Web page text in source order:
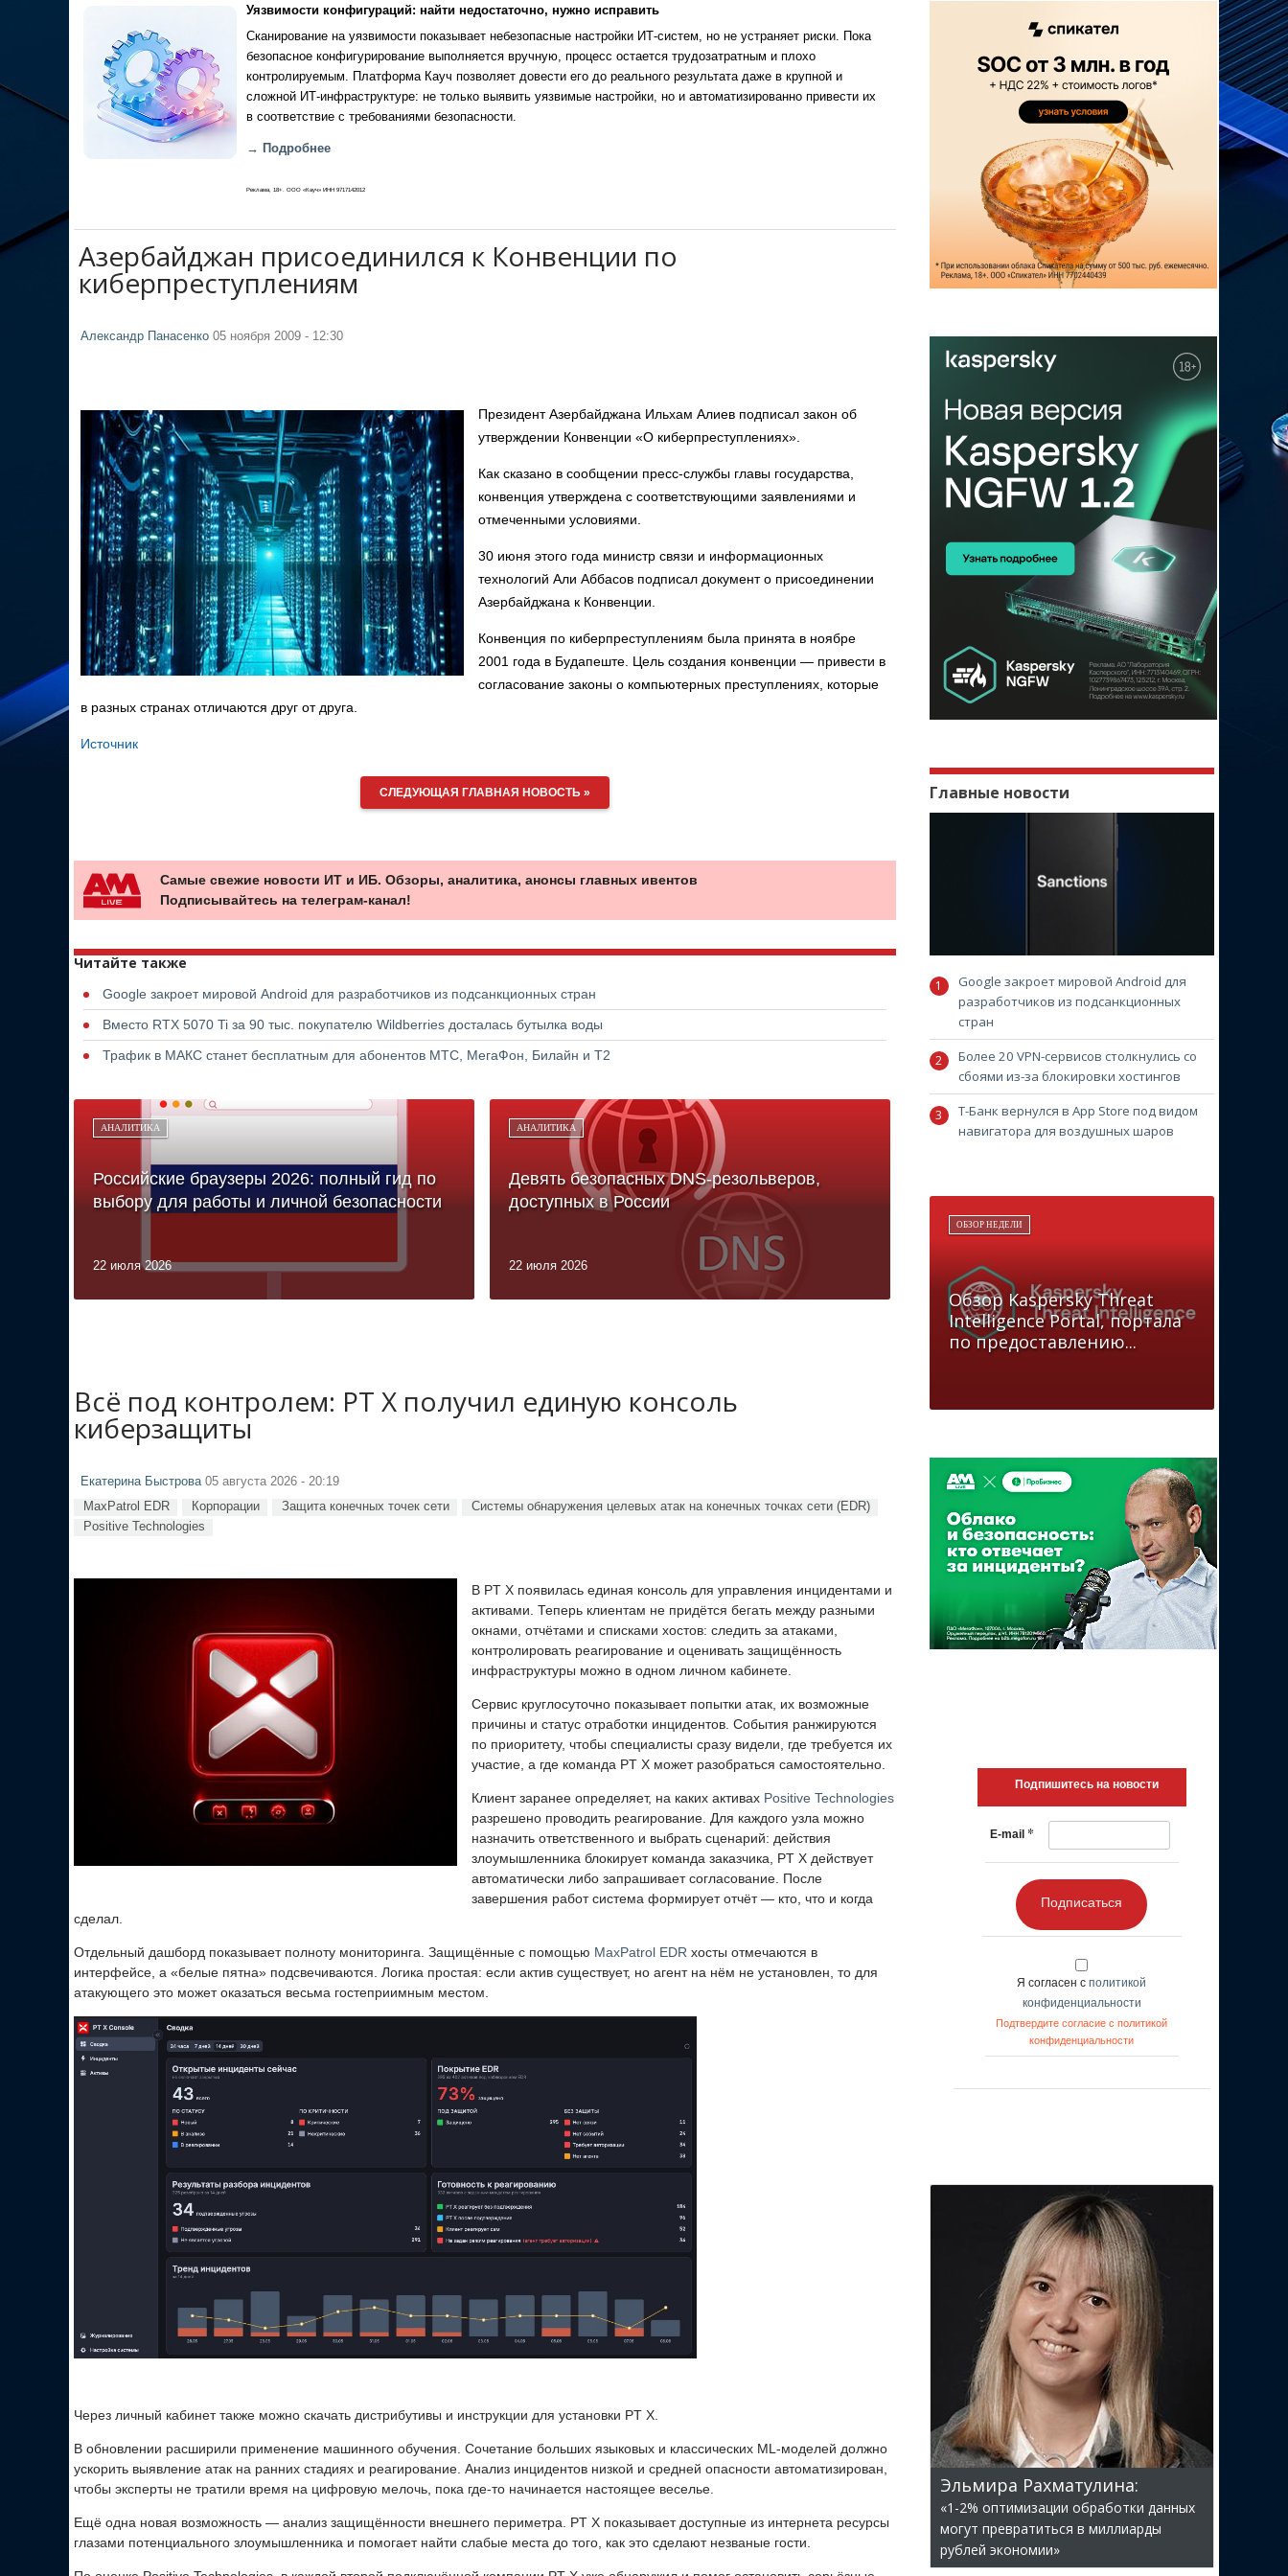
Уязвимости конфигураций: найти недостаточно, нужно исправить
Сканирование на уязвимости показывает небезопасные настройки ИТ-систем, но не устраняет риски. Пока
безопасное конфигурирование выполняется вручную, процесс остается трудозатратным и плохо
контролируемым. Платформа Кауч позволяет довести его до реального результата даже в крупной и
сложной ИТ-инфраструктуре: не только выявить уязвимые настройки, но и автоматизированно привести их
в соответствие с требованиями безопасности.
→ Подробнее
Реклама, 18+. ООО «Кауч» ИНН 9717142012
Азербайджан присоединился к Конвенции по
киберпреступлениям
Александр Панасенко 05 ноября 2009 - 12:30
Президент Азербайджана Ильхам Алиев подписал закон об
утверждении Конвенции «О киберпреступлениях».
Как сказано в сообщении пресс-службы главы государства,
конвенция утверждена с соответствующими заявлениями и
отмеченными условиями.
30 июня этого года министр связи и информационных
технологий Али Аббасов подписал документ о присоединении
Азербайджана к Конвенции.
Конвенция по киберпреступлениям была принята в ноябре
2001 года в Будапеште. Цель создания конвенции — привести в
согласование законы о компьютерных преступлениях, которые
в разных странах отличаются друг от друга.
Источник
СЛЕДУЮЩАЯ ГЛАВНАЯ НОВОСТЬ »
Самые свежие новости ИТ и ИБ. Обзоры, аналитика, анонсы главных ивентов
Подписывайтесь на телеграм-канал!
Читайте также
Google закроет мировой Android для разработчиков из подсанкционных стран
Вместо RTX 5070 Ti за 90 тыс. покупателю Wildberries досталась бутылка воды
Трафик в МАКС станет бесплатным для абонентов МТС, МегаФон, Билайн и Т2
АНАЛИТИКА
Российские браузеры 2026: полный гид по
выбору для работы и личной безопасности
22 июля 2026
АНАЛИТИКА
Девять безопасных DNS-резольверов,
доступных в России
22 июля 2026
Всё под контролем: PT X получил единую консоль
киберзащиты
Екатерина Быстрова 05 августа 2026 - 20:19
MaxPatrol EDR Корпорации Защита конечных точек сети
Системы обнаружения целевых атак на конечных точках сети (EDR)
Positive Technologies
В PT X появилась единая консоль для управления инцидентами и
активами. Теперь клиентам не придётся бегать между разными
окнами, отчётами и списками хостов: следить за атаками,
контролировать реагирование и оценивать защищённость
инфраструктуры можно в одном личном кабинете.
Сервис круглосуточно показывает попытки атак, их возможные
причины и статус отработки инцидентов. События ранжируются
по приоритету, чтобы специалисты сразу видели, где требуется их
участие, а где команда PT X может разобраться самостоятельно.
Клиент заранее определяет, на каких активах Positive Technologies
разрешено проводить реагирование. Для каждого узла можно
назначить ответственного и выбрать сценарий: действия
злоумышленника блокирует команда заказчика, PT X действует
автоматически либо запрашивает согласование. После
завершения работ система формирует отчёт — кто, что и когда
сделал.
Отдельный дашборд показывает полноту мониторинга. Защищённые с помощью MaxPatrol EDR хосты отмечаются в
интерфейсе, а «белые пятна» подсвечиваются. Логика простая: если актив существует, но агент на нём не установлен, то для
атакующего это может оказаться весьма гостеприимным местом.
Через личный кабинет также можно скачать дистрибутивы и инструкции для установки PT X.
В обновлении расширили применение машинного обучения. Сочетание больших языковых и классических ML-моделей должно
ускорить выявление атак на ранних стадиях и реагирование. Анализ инцидентов низкой и средней опасности автоматизирован,
чтобы эксперты не тратили время на цифровую мелочь, пока где-то начинается настоящее веселье.
Ещё одна новая возможность — анализ защищённости внешнего периметра. PT X показывает доступные из интернета ресурсы
глазами потенциального злоумышленника и помогает найти слабые места до того, как это сделают незваные гости.
Главные новости
Google закроет мировой Android для
разработчиков из подсанкционных
стран
Более 20 VPN-сервисов столкнулись со
сбоями из-за блокировки хостингов
Т-Банк вернулся в App Store под видом
навигатора для воздушных шаров
ОБЗОР НЕДЕЛИ
Обзор Kaspersky Threat
Intelligence Portal, портала
по предоставлению...
Подпишитесь на новости
E-mail *
Подписаться
Я согласен с политикой
конфиденциальности
Подтвердите согласие с политикой
конфиденциальности
Эльмира Рахматулина:
«1-2% оптимизации обработки данных
могут превратиться в миллиарды
рублей экономии»